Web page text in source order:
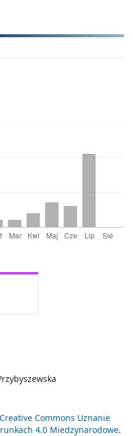
Creative Commons Uznanie
4.0 Miedzynarodowe.